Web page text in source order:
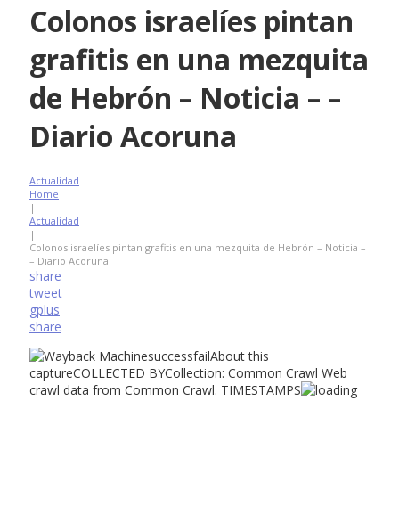
Colonos israelíes pintan
grafitis en una mezquita
de Hebrón – Noticia – –
Diario Acoruna
Actualidad
Home
|
Actualidad
|
Colonos israelíes pintan grafitis en una mezquita de Hebrón – Noticia –
– Diario Acoruna
share
tweet
gplus
share
successfailAbout this
captureCOLLECTED BYCollection: Common Crawl Web
crawl data from Common Crawl. TIMESTAMPS